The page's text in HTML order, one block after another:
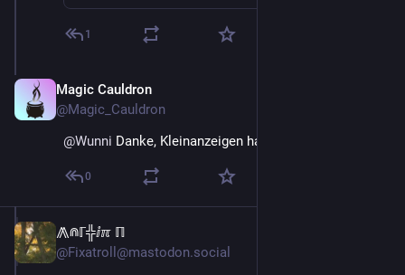
1
Magic Cauldron
@Magic_Cauldron
@Wunni Danke, Kleinanzeigen hab ich im Blick. :)
0
⨇⋒ℾ╬ⅈℼ ℿ
@Fixatroll@mastodon.social